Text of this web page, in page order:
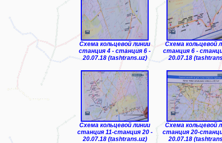
Схема кольцевой линии
станция 4 - станция 6 -
20.07.18 (tashtrans.uz)
Схема кольцевой
станция 6 -
20.07.18
Схема кольцевой линии
станция 11-станция 20 -
20.07.18 (tashtrans.uz)
Схема кольцевой
станция 20-
20.07.18